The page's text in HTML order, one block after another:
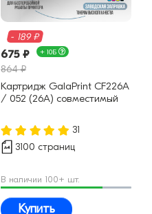
- 189 ₽
675 ₽ + 10Б
864 ₽
Картридж GalaPrint CF226A
/ 052 (26A) совместимый
31
3100 страниц
В наличии 100+ шт.
Купить